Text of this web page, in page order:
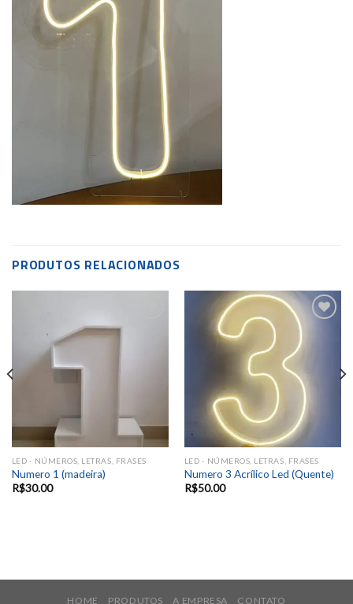
PRODUTOS RELACIONADOS
LED - NÚMEROS, LETRAS, FRASES
Numero 1 (madeira)
R$30.00
wishlist
LED - NÚMEROS, LETRAS, FRASES
Numero 3 Acrílico Led (Quente)
R$50.00
HOME PRODUTOS A EMPRESA CONTATO